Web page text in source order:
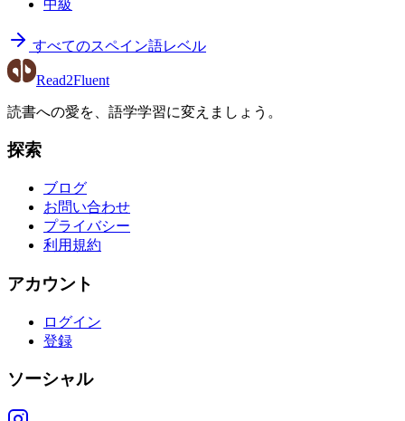
中級
すべてのスペイン語レベル
Read2Fluent
読書への愛を、語学学習に変えましょう。
探索
ブログ
お問い合わせ
プライバシー
利用規約
アカウント
ログイン
登録
ソーシャル